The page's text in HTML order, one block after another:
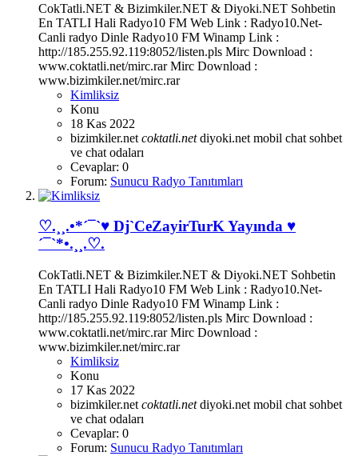
CokTatli.NET & Bizimkiler.NET & Diyoki.NET Sohbetin
En TATLI Hali Radyo10 FM Web Link : Radyo10.Net-
Canli radyo Dinle Radyo10 FM Winamp Link :
http://185.255.92.119:8052/listen.pls Mirc Download :
www.coktatli.net/mirc.rar Mirc Download :
www.bizimkiler.net/mirc.rar
Kimliksiz
Konu
18 Kas 2022
bizimkiler.net coktatli.net diyoki.net mobil chat sohbet
ve chat odaları
Cevaplar: 0
Forum: Sunucu Radyo Tanıtımları
♡.¸¸.•*´¯`♥ Dj`CeZayirTurK Yayında ♥
´¯`*•.¸¸.♡.
CokTatli.NET & Bizimkiler.NET & Diyoki.NET Sohbetin
En TATLI Hali Radyo10 FM Web Link : Radyo10.Net-
Canli radyo Dinle Radyo10 FM Winamp Link :
http://185.255.92.119:8052/listen.pls Mirc Download :
www.coktatli.net/mirc.rar Mirc Download :
www.bizimkiler.net/mirc.rar
Kimliksiz
Konu
17 Kas 2022
bizimkiler.net coktatli.net diyoki.net mobil chat sohbet
ve chat odaları
Cevaplar: 0
Forum: Sunucu Radyo Tanıtımları